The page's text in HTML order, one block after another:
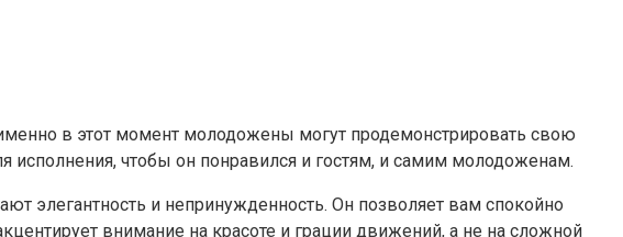
в этот момент молодожены могут продемонстрировать свою
чтобы он понравился и гостям, и самим молодоженам.
элегантность и непринужденность. Он позволяет вам спокойно
внимание на красоте и грации движений, а не на сложной